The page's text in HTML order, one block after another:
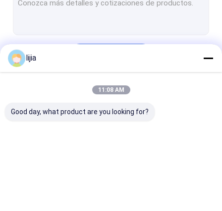
Espessadores do produto comestível
lijia
11:08 AM
Good day, what product are you looking for?